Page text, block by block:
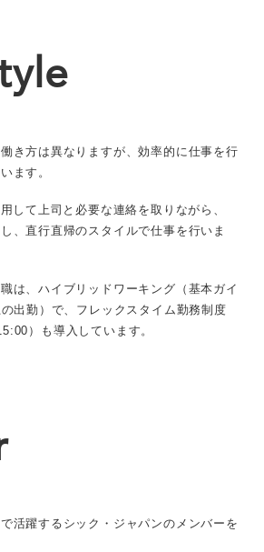
き方は異なりますが、効率的に仕事を行
ます。
して上司と必要な連絡を取りながら、
、直行直帰のスタイルで仕事を行いま
は、ハイブリッドワーキング（基本ガイ
出勤）で、 フレックスタイム勤務制度
）も導入しています。
活躍するシック・ジャパンのメンバーを